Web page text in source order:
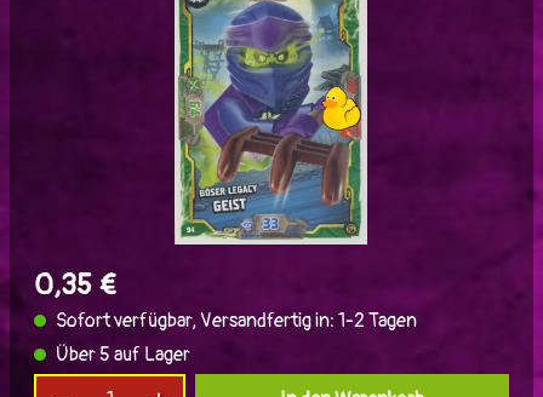
0,35 €
Sofort verfügbar, Versandfertig in: 1-2 Tagen
Über 5 auf Lager